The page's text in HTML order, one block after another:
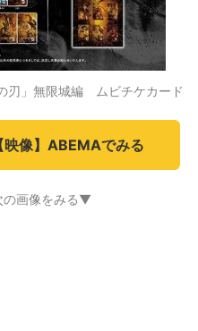
刃」無限城編 ムビチケカード
【映像】ABEMAでみる
画像をみる▼